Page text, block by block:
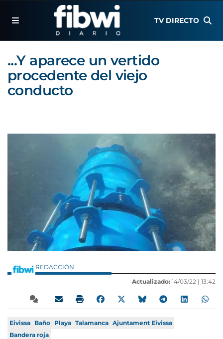
TV DIRECTO
...Y aparece un vertido
procedente del viejo
conducto
REDACCIÓN
Actualizado: 14/03/22 | 13:42
Eivissa Baño Playa Talamanca Ajuntament Eivissa
Bandera roja